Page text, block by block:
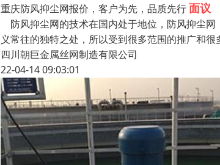
重庆防风抑尘网报价，客户为先，品质先行面议
防风抑尘网的技术在国内处于地位，防风抑尘
义常往的独特之处，所以受到很多范围的推广和
四川朝巨金属丝网制造有限公司
22-04-14 09:03:01